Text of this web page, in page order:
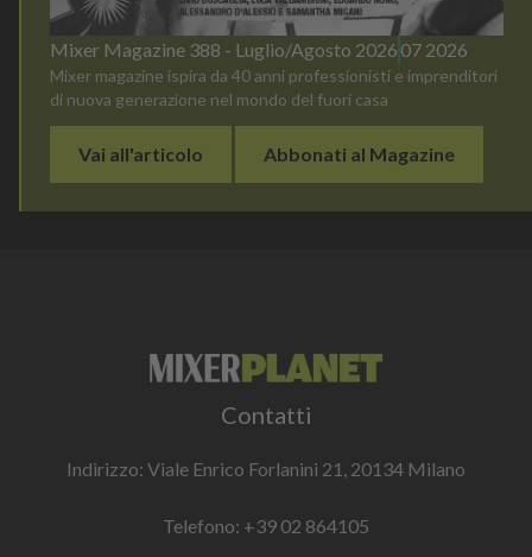
Mixer Magazine 388 - Luglio/Agosto 2026 07 2026
Mixer magazine ispira da 40 anni professionisti e imprenditori
di nuova generazione nel mondo del fuori casa
Vai all'articolo Abbonati al Magazine
Contatti
Indirizzo: Viale Enrico Forlanini 21, 20134 Milano
Telefono: +39 02 864105